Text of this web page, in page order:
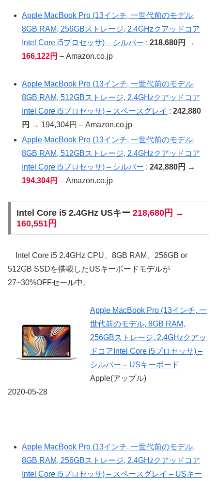
Apple MacBook Pro (13インチ, 一世代前のモデル,
8GB RAM, 256GBストレージ, 2.4GHzクアッドコア
Intel Core i5プロセッサ) – シルバー :218,680円 →
166,122円 – Amazon.co.jp
Apple MacBook Pro (13インチ, 一世代前のモデル,
8GB RAM, 512GBストレージ, 2.4GHzクアッドコア
Intel Core i5プロセッサ) – スペースグレイ :242,880
円 → 194,304円 – Amazon.co.jp
Apple MacBook Pro (13インチ, 一世代前のモデル,
8GB RAM, 512GBストレージ, 2.4GHzクアッドコア
Intel Core i5プロセッサ) – シルバー :242,880円 →
194,304円 – Amazon.co.jp
Intel Core i5 2.4GHz USキー 218,680円 →
160,551円
Intel Core i5 2.4GHz CPU、8GB RAM、256GB or
512GB SSDを搭載したUSキーボードモデルが
27~30%OFFセール中。
Apple MacBook Pro (13インチ, 一
世代前のモデル, 8GB RAM,
256GBストレージ, 2.4GHzクアッ
ドコアIntel Core i5プロセッサ) –
シルバー – USキーボード
Apple(アップル)
2020-05-28
Apple MacBook Pro (13インチ, 一世代前のモデル,
8GB RAM, 256GBストレージ, 2.4GHzクアッドコア
Intel Core i5プロセッサ) – スペースグレイ – USキー